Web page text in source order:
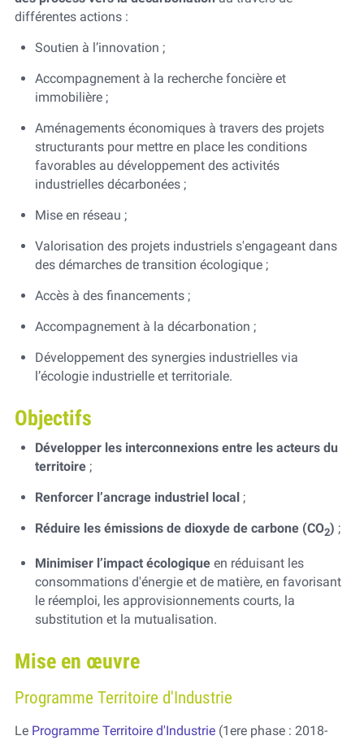
différentes actions :
Soutien à l’innovation ;
Accompagnement à la recherche foncière et
immobilière ;
Aménagements économiques à travers des projets
structurants pour mettre en place les conditions
favorables au développement des activités
industrielles décarbonées ;
Mise en réseau ;
Valorisation des projets industriels s'engageant dans
des démarches de transition écologique ;
Accès à des financements ;
Accompagnement à la décarbonation ;
Développement des synergies industrielles via
l’écologie industrielle et territoriale.
Objectifs
Développer les interconnexions entre les acteurs du
territoire;
Renforcer l’ancrage industriel local ;
Réduire les émissions de dioxyde de carbone (CO2) ;
Minimiser l’impact écologique en réduisant les
consommations d'énergie et de matière, en favorisant
le réemploi, les approvisionnements courts, la
substitution et la mutualisation.
Mise en œuvre
Programme Territoire d'Industrie
Le Programme Territoire d'Industrie(1ere phase : 2018-